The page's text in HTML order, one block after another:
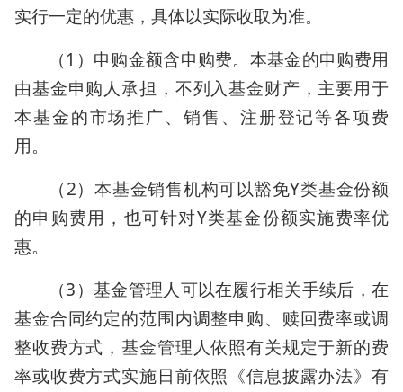
实行一定的优惠，具体以实际收取为准。
（1）申购金额含申购费。本基金的申购费用
由基金申购人承担，不列入基金财产，主要用于
本基金的市场推广、销售、注册登记等各项费
用。
（2）本基金销售机构可以豁免Y类基金份额
的申购费用，也可针对Y类基金份额实施费率优
惠。
（3）基金管理人可以在履行相关手续后，在
基金合同约定的范围内调整申购、赎回费率或调
整收费方式，基金管理人依照有关规定于新的费
率或收费方式实施日前依照《信息披露办法》有